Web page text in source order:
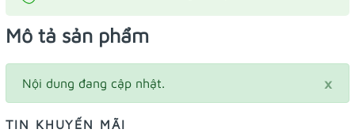
Mô tả sản phẩm
×
Nội dung đang cập nhật.
TIN KHUYẾN MÃI